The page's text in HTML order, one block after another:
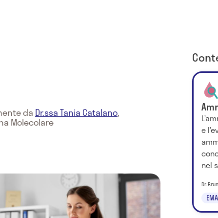
da Dr.ssa Tania Catalano,
Molecolare
e
nel
Dr.